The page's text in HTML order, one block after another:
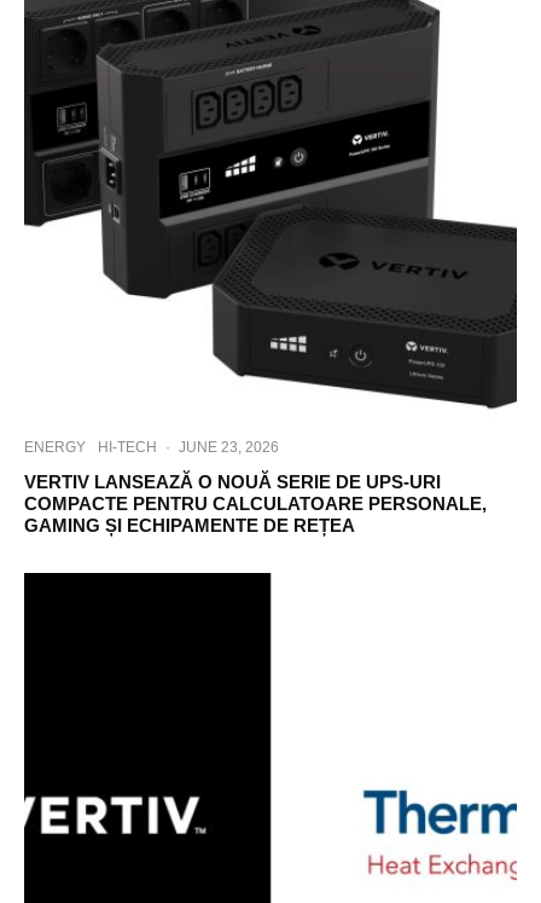
ENERGY HI-TECH · JUNE 23, 2026
VERTIV LANSEAZĂ O NOUĂ SERIE DE UPS-URI
COMPACTE PENTRU CALCULATOARE PERSONALE,
GAMING ȘI ECHIPAMENTE DE REȚEA